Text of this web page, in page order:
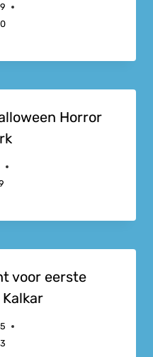
Horror
voor eerste